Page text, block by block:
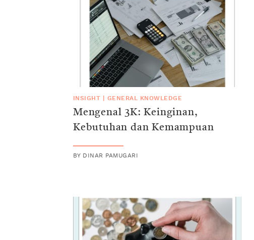
INSIGHT GENERAL KNOWLEDGE
Mengenal 3K: Keinginan,
Kebutuhan dan Kemampuan
BY DINAR PAMUGARI